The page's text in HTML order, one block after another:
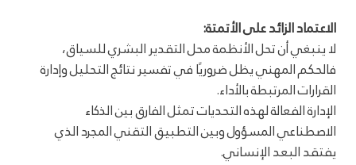
الاعتماد الزائد على الأتمتة:
لا ينبغي أن تحل الأنظمة محل التقدير البشري للسياق،
فالحكم المهني يظل ضروريًا في تفسير نتائج التحليل وإدارة
القرارات المرتبطة بالأداء.
الإدارة الفعالة لهذه التحديات تمثل الفارق بين الذكاء
الاصطناعي المسؤول وبين التطبيق التقني المجرد الذي
يفتقد البعد الإنساني.